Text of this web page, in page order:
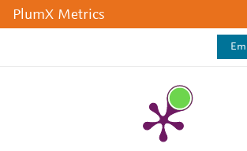
PlumX Metrics